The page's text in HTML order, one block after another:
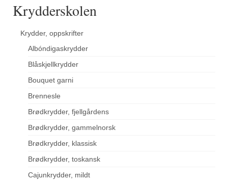
Krydderskolen
Krydder, oppskrifter
Albóndigaskrydder
Blåskjellkrydder
Bouquet garni
Brennesle
Brødkrydder, fjellgårdens
Brødkrydder, gammelnorsk
Brødkrydder, klassisk
Brødkrydder, toskansk
Cajunkrydder, mildt